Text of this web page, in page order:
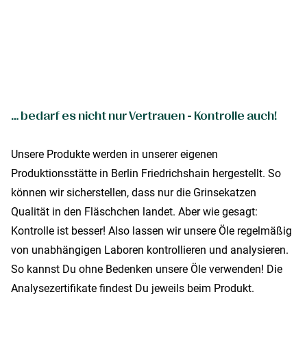
… bedarf es nicht nur Vertrauen - Kontrolle auch!
Unsere Produkte werden in unserer eigenen
Produktionsstätte in Berlin Friedrichshain hergestellt. So
können wir sicherstellen, dass nur die Grinsekatzen
Qualität in den Fläschchen landet. Aber wie gesagt:
Kontrolle ist besser! Also lassen wir unsere Öle regelmäßig
von unabhängigen Laboren kontrollieren und analysieren.
So kannst Du ohne Bedenken unsere Öle verwenden! Die
Analysezertifikate findest Du jeweils beim Produkt.